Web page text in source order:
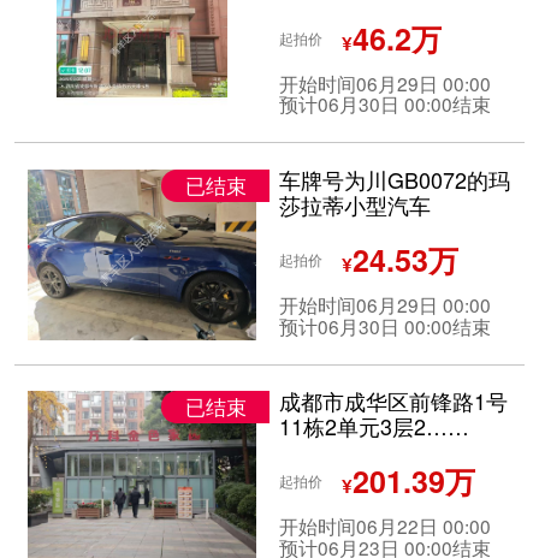
起拍价 ¥46.2万
开始时间06月29日 00:00
预计06月30日 00:00结束
已结束
车牌号为川GB0072的玛
莎拉蒂小型汽车
起拍价 ¥24.53万
开始时间06月29日 00:00
预计06月30日 00:00结束
已结束
成都市成华区前锋路1号
11栋2单元3层2……
起拍价 ¥201.39万
开始时间06月22日 00:00
预计06月23日 00:00结束